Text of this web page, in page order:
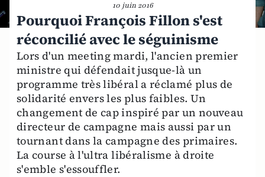
10 juin 2016
Pourquoi François Fillon s'est
réconcilié avec le séguinisme
Lors d'un meeting mardi, l'ancien premier
ministre qui défendait jusque-là un
programme très libéral a réclamé plus de
solidarité envers les plus faibles. Un
changement de cap inspiré par un nouveau
directeur de campagne mais aussi par un
tournant dans la campagne des primaires.
La course à l'ultra libéralisme à droite
s'emble s'essouffler.